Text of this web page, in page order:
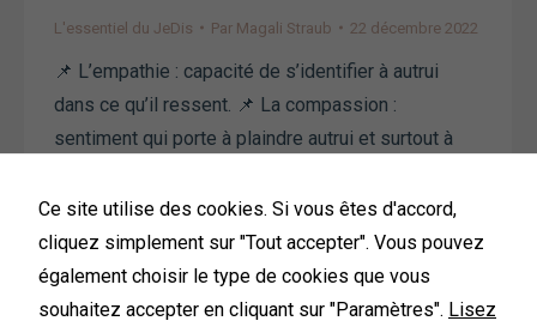
L'essentiel du JeDis Par Magali Straub 22 décembre 2022
📌 L’empathie : capacité de s’identifier à autrui
dans ce qu’il ressent. 📌 La compassion :
sentiment qui porte à plaindre autrui et surtout à
Très jeune, j’étais très à l’écoute de mes ami.e.s et
je comprenais complètement ce qu’ils.elles
ressentaient, sans même vivre les mêmes
expériences qu’eux.elles.…
Ce site utilise des cookies. Si vous êtes d'accord,
cliquez simplement sur "Tout accepter". Vous pouvez
également choisir le type de cookies que vous
souhaitez accepter en cliquant sur "Paramètres". Lisez